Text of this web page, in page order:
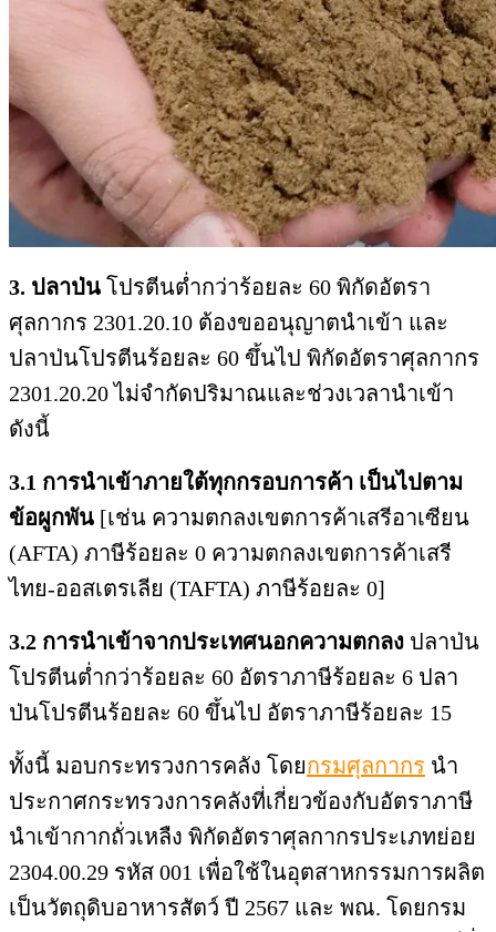
3. ปลาป่น โปรตีนต่ำกว่าร้อยละ 60 พิกัดอัตรา
ศุลกากร 2301.20.10 ต้องขออนุญาตนำเข้า และ
ปลาป่นโปรตีนร้อยละ 60 ขึ้นไป พิกัดอัตราศุลกากร
2301.20.20 ไม่จำกัดปริมาณและช่วงเวลานำเข้า
ดังนี้
3.1 การนำเข้าภายใต้ทุกกรอบการค้า เป็นไปตาม
ข้อผูกพัน [เช่น ความตกลงเขตการค้าเสรีอาเซียน
(AFTA) ภาษีร้อยละ 0 ความตกลงเขตการค้าเสรี
ไทย-ออสเตรเลีย (TAFTA) ภาษีร้อยละ 0]
3.2 การนำเข้าจากประเทศนอกความตกลง ปลาป่น
โปรตีนต่ำกว่าร้อยละ 60 อัตราภาษีร้อยละ 6 ปลา
ป่นโปรตีนร้อยละ 60 ขึ้นไป อัตราภาษีร้อยละ 15
ทั้งนี้ มอบกระทรวงการคลัง โดยกรมศุลกากร นำ
ประกาศกระทรวงการคลังที่เกี่ยวข้องกับอัตราภาษี
นำเข้ากากถั่วเหลืง พิกัดอัตราศุลกากรประเภทย่อย
2304.00.29 รหัส 001 เพื่อใช้ในอุตสาหกรรมการผลิต
เป็นวัตถุดิบอาหารสัตว์ ปี 2567 และ พณ. โดยกรม